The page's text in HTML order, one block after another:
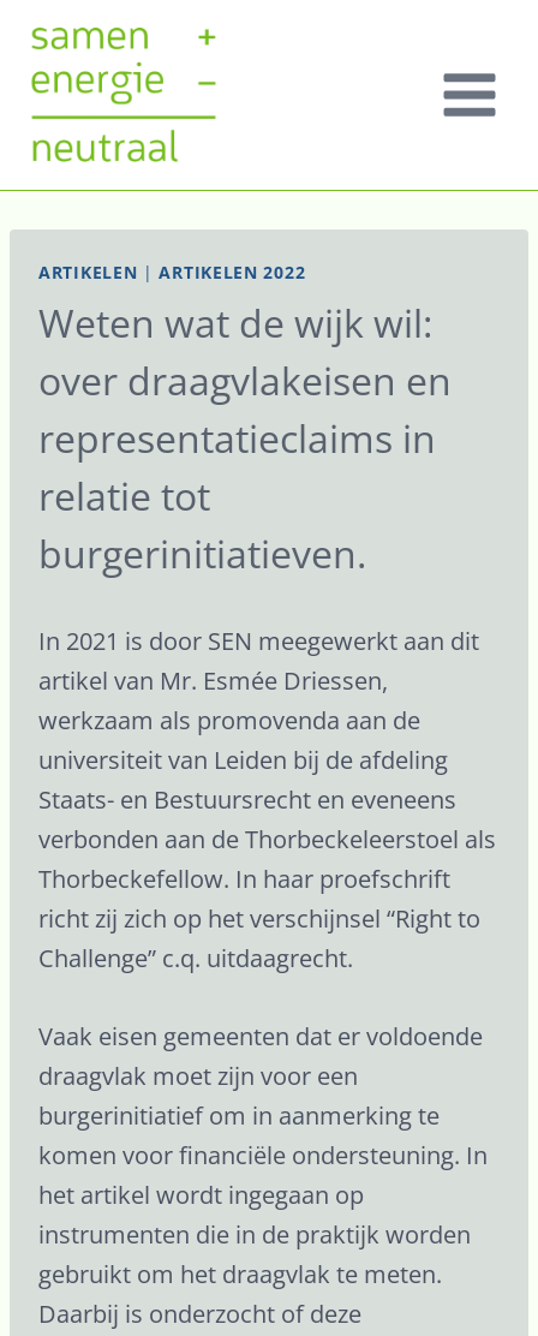
naar
inhoud
ARTIKELEN |ARTIKELEN 2022
Weten wat de wijk wil:
over draagvlakeisen en
representatieclaims in
relatie tot
burgerinitiatieven.
In 2021 is door SEN meegewerkt aan dit
artikel van Mr. Esmée Driessen,
werkzaam als promovenda aan de
universiteit van Leiden bij de afdeling
Staats- en Bestuursrecht en eveneens
verbonden aan de Thorbeckeleerstoel als
Thorbeckefellow. In haar proefschrift
richt zij zich op het verschijnsel “Right to
Challenge” c.q. uitdaagrecht.
Vaak eisen gemeenten dat er voldoende
draagvlak moet zijn voor een
burgerinitiatief om in aanmerking te
komen voor financiële ondersteuning. In
het artikel wordt ingegaan op
instrumenten die in de praktijk worden
gebruikt om het draagvlak te meten.
Daarbij is onderzocht of deze